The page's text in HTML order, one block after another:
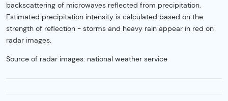
backscattering of microwaves reflected from precipitation.
Estimated precipitation intensity is calculated based on the
strength of reflection - storms and heavy rain appear in red on
radar images.
Source of radar images: national weather service